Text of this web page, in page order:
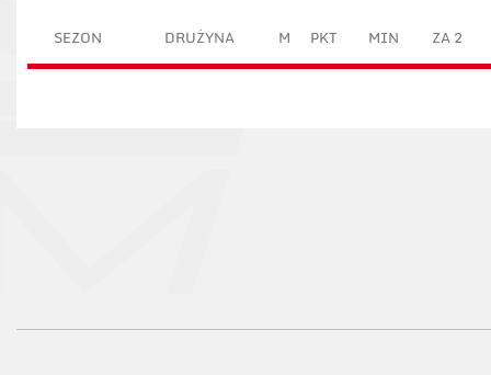
SEZON DRUŻYNA M PKT MIN ZA 2